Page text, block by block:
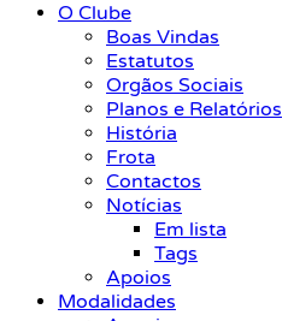
O Clube
Boas Vindas
Estatutos
Orgãos Sociais
Planos e Relatórios
História
Frota
Contactos
Notícias
Em lista
Tags
Apoios
Modalidades